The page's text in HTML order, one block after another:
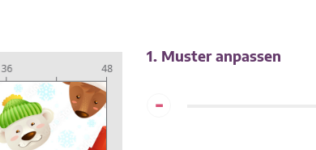
1. Muster anpassen
-